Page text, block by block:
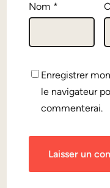
Nom *
Enregistrer
le navigateur
commenterai.